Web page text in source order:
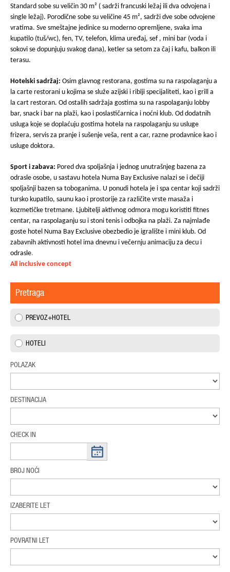
Standard sobe su veličin 30 m² ( sadrži francuski ležaj ili dva odvojena i
single ležaj). Porodične sobe su veličine 45 m², sadrži dve sobe odvojene
vratima. Sve smeštajne jedinice su moderno opremljene, svaka ima
kupatilo (tuš/wc), fen, TV, telefon, klima uređaj, sef , mini bar (voda i
sokovi se dopunjuju svakog dana), ketler sa setom za čaj i kafu, balkon ili
terasu.
Hotelski sadržaj: Osim glavnog restorana, gostima su na raspolaganju a
la carte restorani u kojima se služe azijski i riblji specijaliteti, kao i grill a
la cart restoran. Od ostalih sadržaja gostima su na raspolaganju lobby
bar, snack i bar na plaži, kao i poslastičarnica i noćni klub. Od dodatnih
usluga koje se doplaćuju gostima hotela na raspolaganju su usluge
frizera, servis za pranje i sušenje veša, rent a car, razne prodavnice kao i
usluge doktora.
Sport i zabava: Pored dva spoljašnja i jednog unutrašnjeg bazena za
odrasle osobe, u sastavu hotela Numa Bay Exclusive nalazi se i dečiji
spoljašnji bazen sa toboganima. U ponudi hotela je i spa centar koji sadrži
tursko kupatilo, saunu kao i prostorije za različite vrste masaža i
kozmetičke tretmane. Ljubitelji aktivnog odmora mogu koristiti fitnes
centar, na raspolaganju su i stoni tenis i odbojka na plaži. Za najmlađe
goste hotel Numa Bay Exclusive obezbedio je igralište i mini klub. Od
zabavnih aktivnosti hotel ima dnevnu i večernju animaciju za decu i
odrasle.
All inclusive concept
Pretraga
PREVOZ+HOTEL
HOTELI
POLAZAK
DESTINACIJA
CHECK IN
BROJ NOĆI
IZABERITE LET
POVRATNI LET